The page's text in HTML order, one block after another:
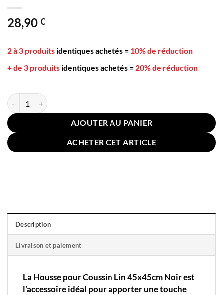
28,90 €
2 à 3 produits identiques achetés = 10% de réduction
+ de 3 produits identiques achetés = 20% de réduction
quantité de Housse pour Coussin Lin 45x45cm Noir
AJOUTER AU PANIER
ACHETER CET ARTICLE
Description
Livraison et paiement
La Housse pour Coussin Lin 45x45cm Noir est
l’accessoire idéal pour apporter une touche